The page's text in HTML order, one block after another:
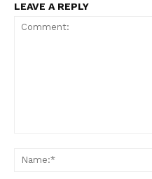
LEAVE A REPLY